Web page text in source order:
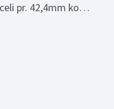
Madlo z nerezové oceli pr. 42,4mm komplet - model 0116 - 3000mm
5 hvězdiček.